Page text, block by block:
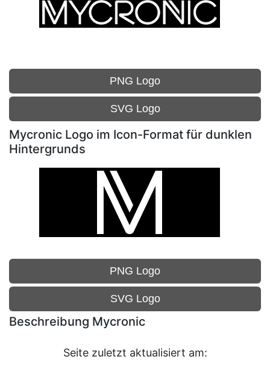
PNG Logo
SVG Logo
Mycronic Logo im Icon-Format für dunklen
Hintergrunds
PNG Logo
SVG Logo
Beschreibung Mycronic
Seite zuletzt aktualisiert am: